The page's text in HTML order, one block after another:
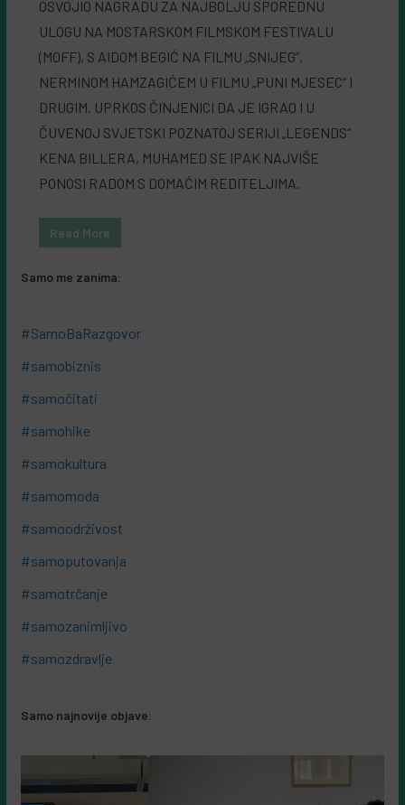
OSVOJIO NAGRADU ZA NAJBOLJU SPOREDNU
ULOGU NA MOSTARSKOM FILMSKOM FESTIVALU
(MOFF), S AIDOM BEGIĆ NA FILMU „SNIJEG“,
NERMINOM HAMZAGIĆEM U FILMU „PUNI MJESEC“ I
DRUGIM. UPRKOS ČINJENICI DA JE IGRAO I U
ČUVENOJ SVJETSKI POZNATOJ SERIJI „LEGENDS“
KENA BILLERA, MUHAMED SE IPAK NAJVIŠE
PONOSI RADOM S DOMAĆIM REDITELJIMA.
Read More
Samo me zanima:
#SamoBaRazgovor
#samobiznis
#samočitati
#samohike
#samokultura
#samomoda
#samoodrživost
#samoputovanja
#samotrčanje
#samozanimljivo
#samozdravlje
Samo najnovije objave: